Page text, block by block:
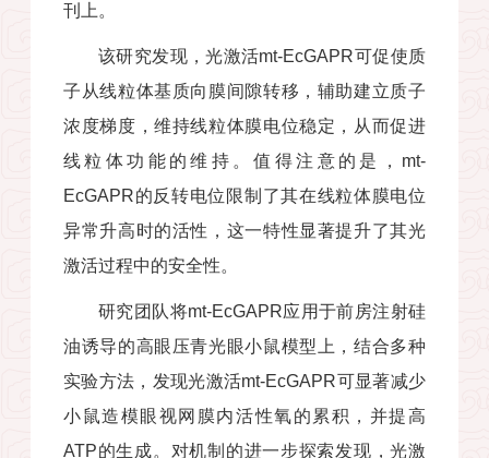
刊上。
该研究发现，光激活mt-EcGAPR可促使质
子从线粒体基质向膜间隙转移，辅助建立质子
浓度梯度，维持线粒体膜电位稳定，从而促进
线粒体功能的维持。值得注意的是，mt-
EcGAPR的反转电位限制了其在线粒体膜电位
异常升高时的活性，这一特性显著提升了其光
激活过程中的安全性。
研究团队将mt-EcGAPR应用于前房注射硅
油诱导的高眼压青光眼小鼠模型上，结合多种
实验方法，发现光激活mt-EcGAPR可显著减少
小鼠造模眼视网膜内活性氧的累积，并提高
ATP的生成。对机制的进一步探索发现，光激